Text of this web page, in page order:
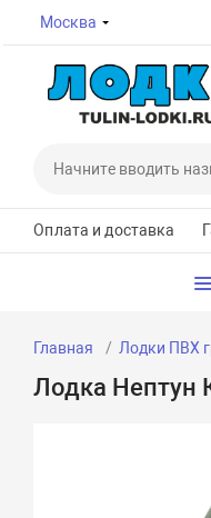
Москва
Оплата и доставка
Главная Лодки ПВХ
Лодка Нептун